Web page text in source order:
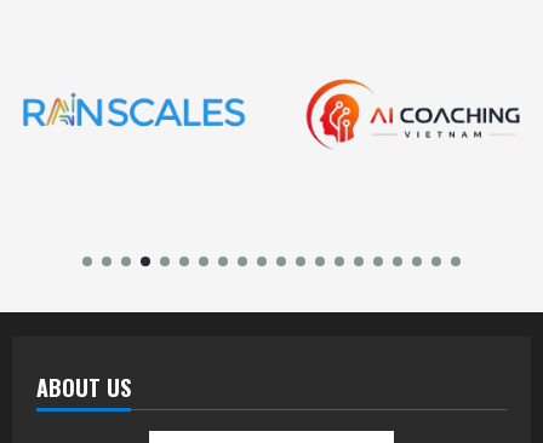
ABOUT US